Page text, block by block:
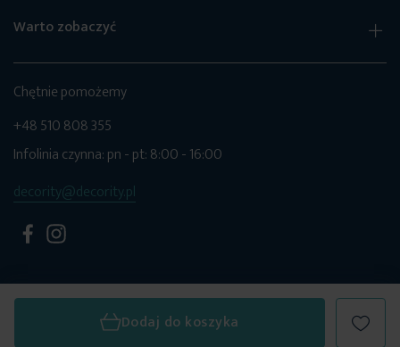
Dodaj do koszyka
Warto zobaczyć
Chętnie pomożemy
+48 510 808 355
Infolinia czynna: pn - pt: 8:00 - 16:00
decority@decority.pl
© 2026 Decority. Wszystkie prawa zastrzeżone.